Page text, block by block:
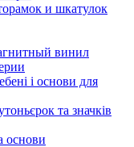
и шкатулок
винил
і основи для
та значків
основи